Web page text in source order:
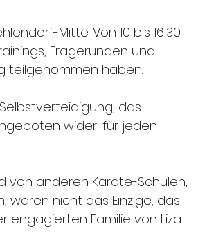
Mitte. Von 10 bis 16:30
Fragerunden und
teilgenommen haben.
das
wider: für jeden
von anderen Karate-Schulen,
nicht das Einzige, das
engagierten Familie von Liza